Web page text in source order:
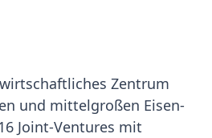
Zentrum
und mittelgroßen Eisen-
Joint-Ventures mit